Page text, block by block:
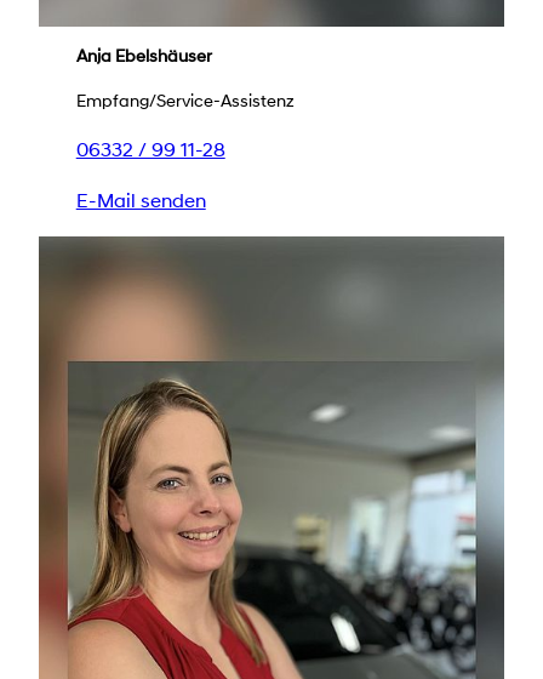
Anja Ebelshäuser
Empfang/Service-Assistenz
06332 / 99 11-28
E-Mail senden